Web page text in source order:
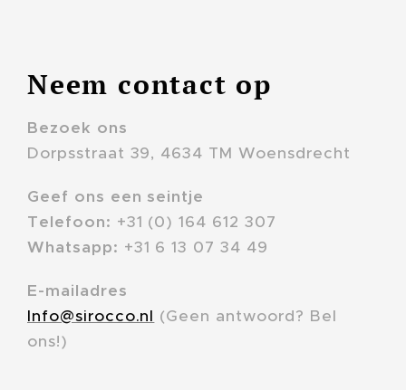
Neem contact op
Bezoek ons
Dorpsstraat 39, 4634 TM Woensdrecht
Geef ons een seintje
Telefoon: +31 (0) 164 612 307
Whatsapp: +31 6 13 07 34 49
E-mailadres
Info@sirocco.nl (Geen antwoord? Bel
ons!)